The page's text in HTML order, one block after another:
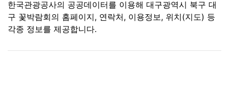
한국관광공사의 공공데이터를 이용해 대구광역시 북구 대
구 꽃박람회의 홈페이지, 연락처, 이용정보, 위치(지도) 등
각종 정보를 제공합니다.